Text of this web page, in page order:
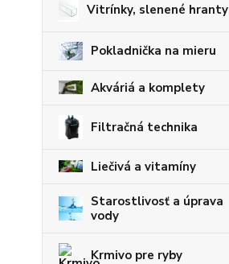
Vitrínky, slenené hranty
Pokladnička na mieru
Akváriá a komplety
Filtračná technika
Liečivá a vitamíny
Starostlivosť a úprava
vody
Krmivo pre ryby